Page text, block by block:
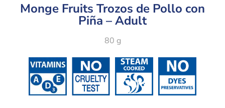
Monge Fruits Trozos de Pollo con
Piña – Adult
80 g